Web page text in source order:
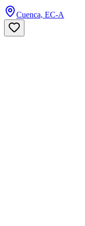
Cuenca, EC-A